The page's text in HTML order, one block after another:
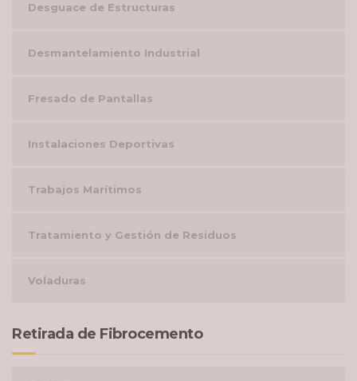
Desguace de Estructuras
Desmantelamiento Industrial
Fresado de Pantallas
Instalaciones Deportivas
Trabajos Marítimos
Tratamiento y Gestión de Residuos
Voladuras
Retirada de Fibrocemento